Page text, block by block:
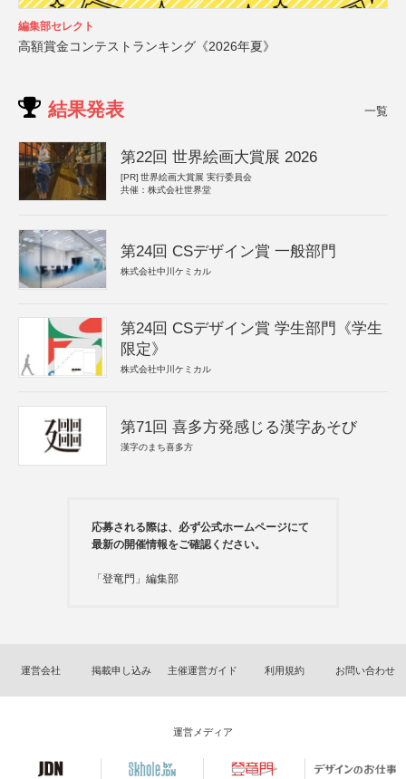
編集部セレクト
高額賞金コンテストランキング《2026年夏》
結果発表 一覧
第22回 世界絵画大賞展 2026
[PR] 世界絵画大賞展 実行委員会
共催：株式会社世界堂
第24回 CSデザイン賞 一般部門
株式会社中川ケミカル
第24回 CSデザイン賞 学生部門《学生
限定》
株式会社中川ケミカル
第71回 喜多方発感じる漢字あそび
漢字のまち喜多方
応募される際は、必ず公式ホームページにて
最新の開催情報をご確認ください。
「登竜門」編集部
運営会社 掲載申し込み 主催運営ガイド 利用規約 お問い合わせ
運営メディア